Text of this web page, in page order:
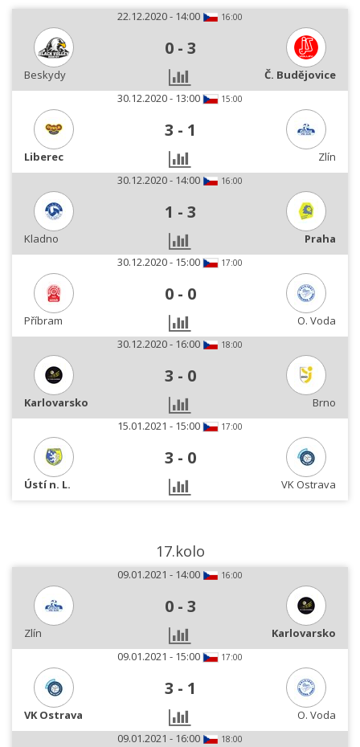
22.12.2020 - 14:00 16:00
0 - 3
Beskydy
Č. Budějovice
30.12.2020 - 13:00
15:00
3 - 1
Liberec
Zlín
30.12.2020 - 14:00
16:00
1 - 3
Kladno
Praha
30.12.2020 - 15:00
17:00
0 - 0
Příbram
O. Voda
30.12.2020 - 16:00
18:00
3 - 0
Karlovarsko
Brno
15.01.2021 - 15:00
17:00
3 - 0
Ústí n. L. VK Ostrava
17.kolo
09.01.2021 - 14:00 16:00
0 - 3
Zlín
Karlovarsko
09.01.2021 - 15:00
17:00
3 - 1
VK Ostrava
O. Voda
09.01.2021 - 16:00
18:00